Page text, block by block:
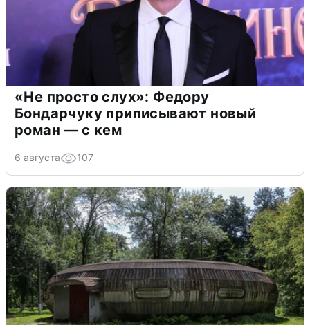
«Не просто слух»: Федору
Бондарчуку приписывают новый
роман — с кем
6 августа 107